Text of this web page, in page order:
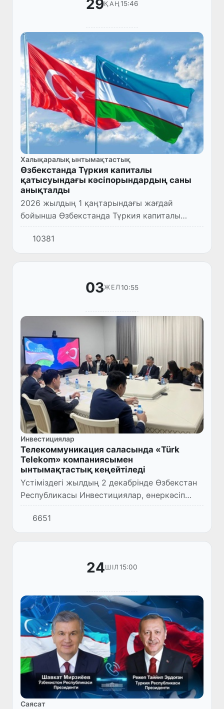
29ҚАҢ 15:46
Халықаралық ынтымақтастық
Өзбекстанда Түркия капиталы
қатысуындағы кәсіпорындардың саны
анықталды
2026 жылдың 1 қаңтарындағы жағдай
бойынша Өзбекстанда Түркия капиталы
қатысуымен жалпы 2 137 кәсіпорын жұмыс
істейді.
10381
03ЖЕЛ 10:55
Инвестициялар
Телекоммуникация саласында «Türk
Telekom» компаниясымен
ынтымақтастық кеңейтіледі
Үстіміздегі жылдың 2 декабрінде Өзбекстан
Республикасы Инвестициялар, өнеркәсіп
және сауда министрінің орынбасары Акрам
Алиев Түркияның ірі телекоммуникациялық
«Türk Telekom» ком...
6651
24ШІЛ 15:00
Саясат